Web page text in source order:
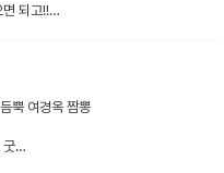
되고!!
게..(물론 라면 줄은거 좋아하는 1인입
수있는 짬뽕으론 추천합니다!
뿍 여경옥 짬뽕
굿